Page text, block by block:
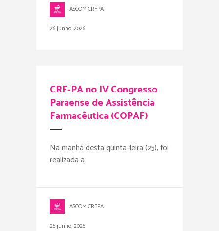
ASCOM CRFPA
26 junho, 2026
CRF-PA no IV Congresso
Paraense de Assistência
Farmacêutica (COPAF)
Na manhã desta quinta-feira (25), foi
realizada a
ASCOM CRFPA
26 junho, 2026